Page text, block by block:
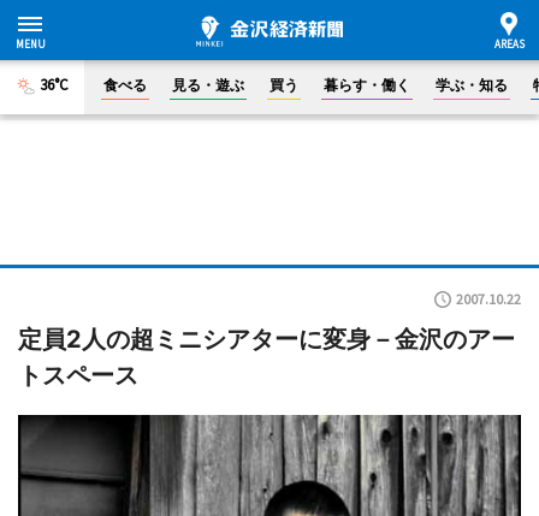
36°C 食べる 見る・遊ぶ 買う 暮らす・働く 学ぶ・知る
2007.10.22
定員2人の超ミニシアターに変身－金沢のアー
トスペース